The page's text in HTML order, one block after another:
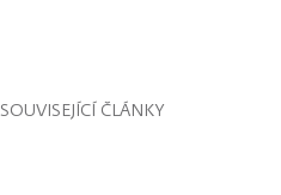
SOUVISEJÍCÍ ČLÁNKY